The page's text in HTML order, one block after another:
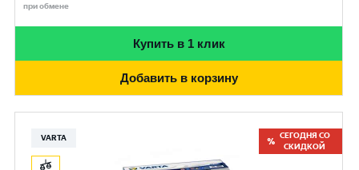
при обмене
Купить в 1 клик
Добавить в корзину
VARTA
СЕГОДНЯ СО
СКИДКОЙ